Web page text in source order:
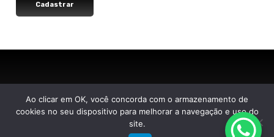
InstagramInstagramInstagramInstagram
Ao clicar em OK, você concorda com o armazenamento de
cookies no seu dispositivo para melhorar a navegação e uso do
site.